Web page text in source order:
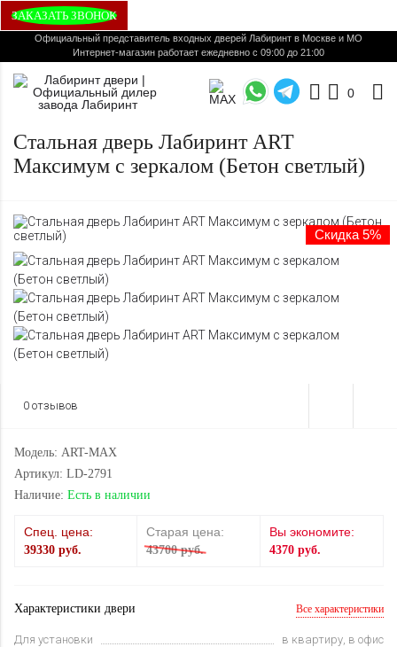
ЗАКАЗАТЬ ЗВОНОК
Официальный представитель входных дверей Лабиринт в Москве и МО
Интернет-магазин работает ежедневно с 09:00 до 21:00
0
Стальная дверь Лабиринт ART
Максимум с зеркалом (Бетон светлый)
Скидка 5%
0 отзывов
Модель: ART-MAX
Артикул: LD-2791
Наличие: Есть в наличии
Спец. цена:
39330 руб.
Старая цена:
43700 руб.
Вы экономите:
4370 руб.
Характеристики двери Все характеристики
Для установки
в квартиру, в офис